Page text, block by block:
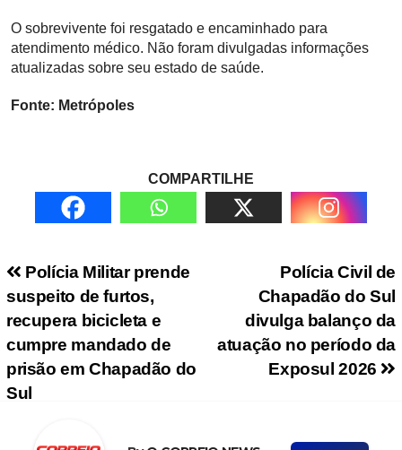
O sobrevivente foi resgatado e encaminhado para
atendimento médico. Não foram divulgadas informações
atualizadas sobre seu estado de saúde.
Fonte: Metrópoles
COMPARTILHE
Navegação de Post
Polícia Civil de
Chapadão do Sul
divulga balanço da
atuação no período da
Exposul 2026
Polícia Militar prende
suspeito de furtos,
recupera bicicleta e
cumpre mandado de
prisão em Chapadão do
Sul